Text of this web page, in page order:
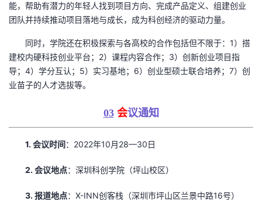
学
我
的
程
我
认
证
的
实
我
的
持
的
技
支
持
我
的
声
建
能，帮助有潜力的年轻人找到项目方向、完成产品定义、组建创业
团队并持续推动项目落地与成长，成为科创经济的驱动力量。
同时，学院还在积极探索与各高校的合作包括但不限于：1）搭
建校内硬科技创业平台；2）课程内容合作；3）创新创业项目指
导；4）学分互认；5）实习基地；6）创业型硕士联合培养；7）创
业苗子的人才选拔等。
03 会议通知
1. 会议时间：2022年10月28—30日
2. 会议地点：深圳科创学院（坪山校区）
3. 报道地点：X-INN创客栈（深圳市坪山区兰景中路16号）